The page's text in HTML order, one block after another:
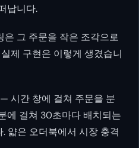
납니다.
은 그 주문을 작은 조각으로
제 구현은 이렇게 생겼습니
— 시간 창에 걸쳐 주문을 분
에 걸쳐 30초마다 배치되는
얇은 오더북에서 시장 충격